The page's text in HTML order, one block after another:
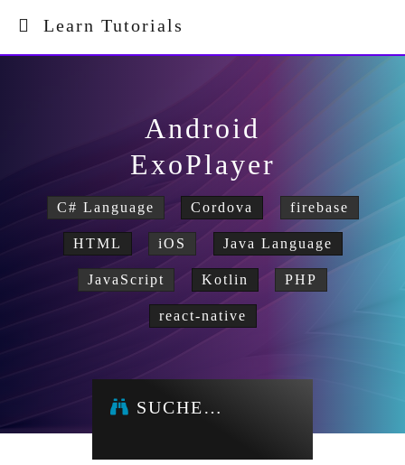
Learn Tutorials
Android
ExoPlayer
C# Language Cordova firebase
HTML iOS Java Language
JavaScript Kotlin PHP
react-native
SUCHE…